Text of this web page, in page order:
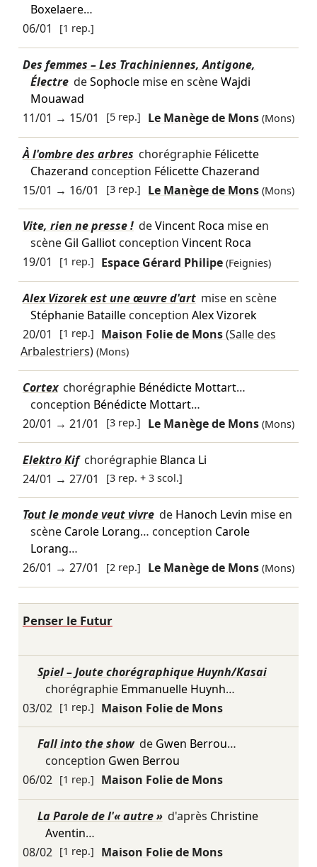
Boxelaere…
06/01
[1 rep.]
Des femmes – Les Trachiniennes, Antigone,
Électre deSophoclemise en scèneWajdi
Mouawad
11/01 → 15/01 [5 rep.] Le Manège de Mons (Mons)
À l'ombre des arbres chorégraphie Félicette
Chazerand conception Félicette Chazerand
15/01 → 16/01 [3 rep.] Le Manège de Mons (Mons)
Vite, rien ne presse ! deVincent Roca mise en
scène Gil Galliotconception Vincent Roca
19/01
[1 rep.] Espace Gérard Philipe (Feignies)
Alex Vizorek est une œuvre d'art mise en scène
Stéphanie Batailleconception Alex Vizorek
20/01
[1 rep.] Maison Folie de Mons(Salle des
Arbalestriers) (Mons)
Cortex chorégraphie Bénédicte Mottart…
conception Bénédicte Mottart…
20/01 → 21/01 [3 rep.] Le Manège de Mons (Mons)
Elektro Kif chorégraphie Blanca Li
24/01 → 27/01 [3 rep. + 3 scol.]
Tout le monde veut vivre de Hanoch Levin mise en
scène Carole Lorang… conception Carole
Lorang…
26/01 → 27/01 [2 rep.] Le Manège de Mons (Mons)
Penser le Futur
Spiel – Joute chorégraphique Huynh/Kasai
chorégraphie Emmanuelle Huynh…
03/02 [1 rep.] Maison Folie de Mons
Fall into the show de Gwen Berrou…
conception Gwen Berrou
06/02 [1 rep.] Maison Folie de Mons
La Parole de l'« autre » d'après Christine
Aventin…
08/02 [1 rep.] Maison Folie de Mons